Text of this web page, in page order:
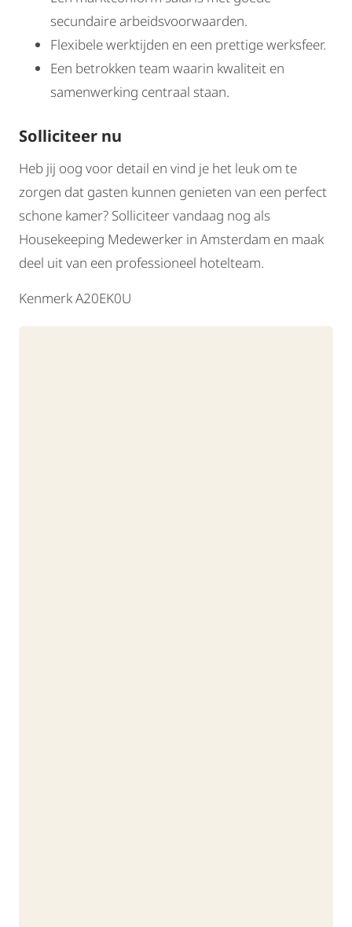
secundaire arbeidsvoorwaarden.
Flexibele werktijden en een prettige werksfeer.
Een betrokken team waarin kwaliteit en
samenwerking centraal staan.
Solliciteer nu
Heb jij oog voor detail en vind je het leuk om te
zorgen dat gasten kunnen genieten van een perfect
schone kamer? Solliciteer vandaag nog als
Housekeeping Medewerker in Amsterdam en maak
deel uit van een professioneel hotelteam.
Kenmerk A20EK0U